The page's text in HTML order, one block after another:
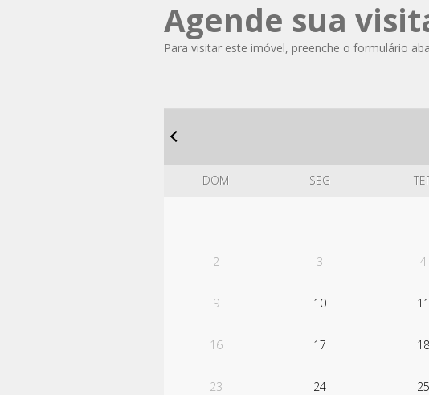
Agende sua
Para visitar este imóvel, preenche o formulário
DOM SEG
2 3 4
9 10 11
16 17 18
23 24 25